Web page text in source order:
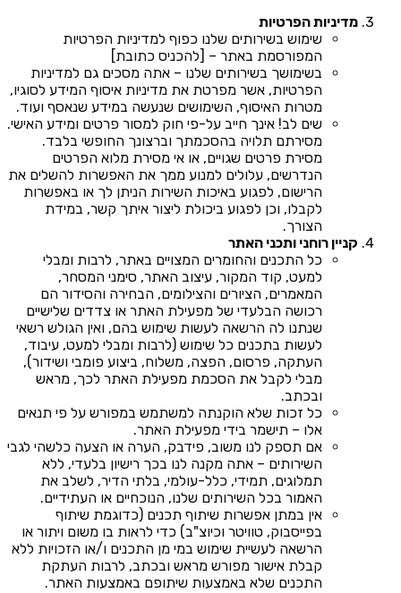
מדיניות הפרטיות
שימוש בשירותים שלנו כפוף למדיניות הפרטיות
המפורסמת באתר – [להכניס כתובת]
בשימושך בשירותים שלנו – אתה מסכים גם למדיניות
הפרטיות, אשר מפרטת את מדיניות איסוף המידע לסוגיו,
מטרות האיסוף, השימושים שנעשה במידע שנאסף ועוד.
שים לב! אינך חייב על-פי חוק למסור פרטים ומידע האישי.
מסירתם תלויה בהסכמתך וברצונך החופשי בלבד.
מסירת פרטים שגויים, או אי מסירת מלוא הפרטים
הנדרשים, עלולים למנוע ממך את האפשרות להשלים את
הרישום, לפגוע באיכות השירות הניתן לך או באפשרות
לקבלו, וכן לפגוע ביכולת ליצור איתך קשר, במידת
הצורך.
קניין רוחני ותכני האתר
כל התכנים והחומרים המצויים באתר, לרבות ומבלי
למעט, קוד המקור, עיצוב האתר, סימני המסחר,
המאמרים, הציורים והצילומים, הבחירה והסידור הם
רכושה הבלעדי של מפעילת האתר או צדדים שלישיים
שנתנו לה הרשאה לעשות שימוש בהם, ואין הגולש רשאי
לעשות בתכנים כל שימוש (לרבות ומבלי למעט, עיבוד,
העתקה, פרסום, הפצה, משלוח, ביצוע פומבי ושידור),
מבלי לקבל את הסכמת מפעילת האתר לכך, מראש
ובכתב.
כל זכות שלא הוקנתה למשתמש במפורש על פי תנאים
אלו – תישמר בידי מפעילת האתר.
אם תספק לנו משוב, פידבק, הערה או הצעה כלשהי לגבי
השירותים – אתה מקנה לנו בכך רישיון בלעדי, ללא
תמלוגים, תמידי, כלל-עולמי, בלתי הדיר, לשלב את
האמור בכל השירותים שלנו, הנוכחיים או העתידיים.
אין במתן אפשרות שיתוף תכנים (כדוגמת שיתוף
בפייסבוק, טוויטר וכיוצ"ב) כדי לראות בו משום ויתור או
הרשאה לעשיית שימוש במי מן התכנים ו/או הזכויות ללא
קבלת אישור מפורש מראש ובכתב, לרבות העתקת
התכנים שלא באמצעות שיתופם באמצעות האתר.